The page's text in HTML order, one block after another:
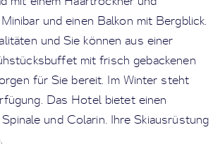
und einen Balkon mit Bergblick.
und Sie können aus einer
mit frisch gebackenen
für Sie bereit. Im Winter steht
Das Hotel bietet einen
und Colarin. Ihre Skiausrüstung